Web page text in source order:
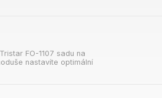
FO-1107 sadu na
nastavíte optimální